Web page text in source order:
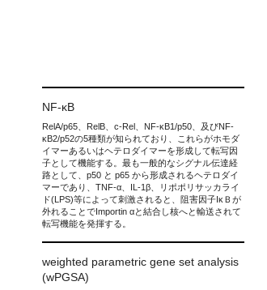
NF-κB
RelA/p65、RelB、c-Rel、NF-κB1/p50、及びNF-
κB2/p52の5種類が知られており、これらがホモダ
イマーあるいはヘテロダイマーを形成して転写因
子として機能する。最も一般的なシグナル伝達経
路として、p50 と p65 から形成されるヘテロダイ
マーであり、TNF-α、IL-1β、リポポリサッカライ
ド(LPS)等によって刺激されると、阻害因子IκＢが
外れることでImportin αと結合し核へと輸送されて
転写機能を発揮する。
weighted parametric gene set analysis
(wPGSA)